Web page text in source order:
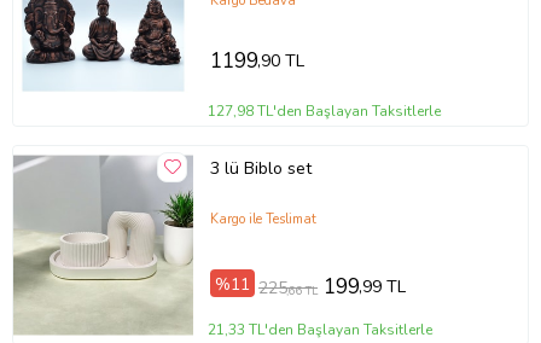
1199,90 TL
127,98 TL'den Başlayan Taksitlerle
3 lü Biblo set
Kargo ile Teslimat
%11 225,66 TL 199,99 TL
21,33 TL'den Başlayan Taksitlerle